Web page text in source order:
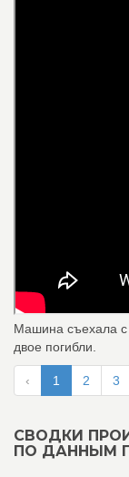
Машина съехала с
двое погибли.
‹ 1 2 3
СВОДКИ
ПО ДАННЫМ